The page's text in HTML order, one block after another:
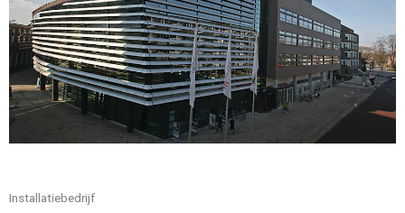
Werken bij Hertek
Contact
Installatiebedrijf